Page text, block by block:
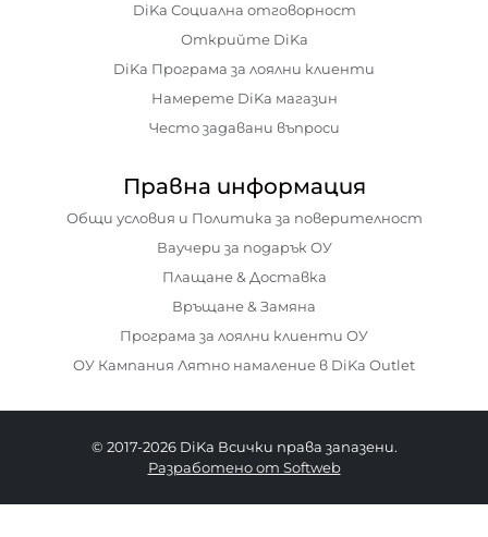
DiKa Социална отговорност
Открийте DiKa
DiKa Програма за лоялни клиенти
Намерете DiKa магазин
Често задавани въпроси
Правна информация
Общи условия и Политика за поверителност
Ваучери за подарък ОУ
Плащане & Доставка
Връщане & Замяна
Програма за лоялни клиенти ОУ
ОУ Кампания Лятно намаление в DiKa Outlet
© 2017-2026 DiKa Всички права запазени.
Разработено от Softweb